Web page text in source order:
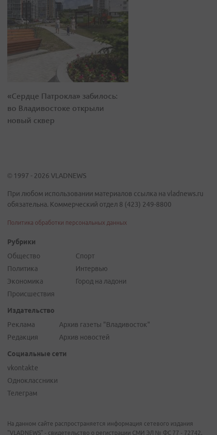
«Сердце Патрокла» забилось:
во Владивостоке открыли
новый сквер
© 1997 - 2026 VLADNEWS
При любом использовании материалов ссылка на vladnews.ru
обязательна. Коммерческий отдел 8 (423) 249-8800
Политика обработки персональных данных
Рубрики
Общество
Политика
Экономика
Происшествия
Спорт
Интервью
Город на ладони
Издательство
Реклама
Редакция
Архив газеты "Владивосток"
Архив новостей
Социальные сети
vkontakte
Одноклассники
Телеграм
На данном сайте распространяется информация сетевого издания
"VLADNEWS" - свидетельство о регистрации СМИ ЭЛ № ФС 77 - 72742,